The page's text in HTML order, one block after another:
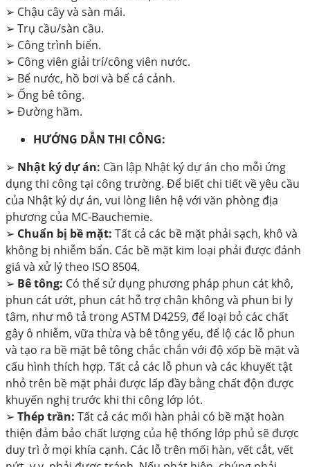
➢ Chậu cây và sàn mái.
➢ Trụ cầu/sàn cầu.
➢ Công trình biển.
➢ Công viên giải trí/công viên nước.
➢ Bể nước, hồ bơi và bể cá cảnh.
➢ Ống bê tông.
➢ Đường hầm.
HƯỚNG DẪN THI CÔNG:
➢ Nhật ký dự án: Cần lập Nhật ký dự án cho mỗi ứng
dụng thi công tại công trường. Để biết chi tiết về yêu cầu
của Nhật ký dự án, vui lòng liên hệ với văn phòng địa
phương của MC-Bauchemie.
➢ Chuẩn bị bề mặt: Tất cả các bề mặt phải sạch, khô và
không bị nhiễm bẩn. Các bề mặt kim loại phải được đánh
giá và xử lý theo ISO 8504.
➢ Bê tông: Có thể sử dụng phương pháp phun cát khô,
phun cát ướt, phun cát hỗ trợ chân không và phun bi ly
tâm, như mô tả trong ASTM D4259, để loại bỏ các chất
gây ô nhiễm, vữa thừa và bê tông yếu, để lộ các lỗ phun
và tạo ra bề mặt bê tông chắc chắn với độ xốp bề mặt và
cấu hình thích hợp. Tất cả các lỗ phun và các khuyết tật
nhỏ trên bề mặt phải được lấp đầy bằng chất độn được
khuyến nghị trước khi thi công lớp lót.
➢ Thép trần: Tất cả các mối hàn phải có bề mặt hoàn
thiện đảm bảo chất lượng của hệ thống lớp phủ sẽ được
duy trì ở mọi khía cạnh. Các lỗ trên mối hàn, vết cắt, vết